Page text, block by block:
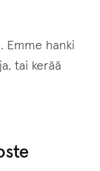
Emme hanki
tai kerää